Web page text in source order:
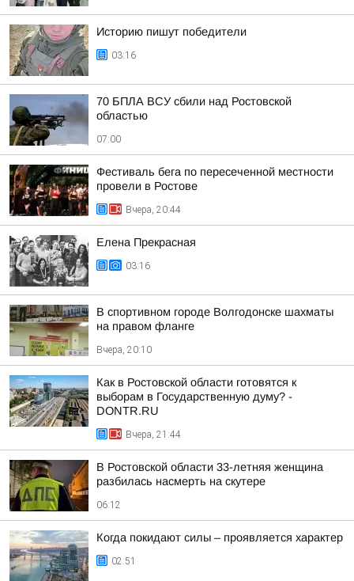
Историю пишут победители
03:16
70 БПЛА ВСУ сбили над Ростовской
областью
07:00
Фестиваль бега по пересеченной местности
провели в Ростове
Вчера, 20:44
Елена Прекрасная
03:16
В спортивном городе Волгодонске шахматы
на правом фланге
Вчера, 20:10
Как в Ростовской области готовятся к
выборам в Государственную думу? -
DONTR.RU
Вчера, 21:44
В Ростовской области 33-летняя женщина
разбилась насмерть на скутере
06:12
Когда покидают силы – проявляется характер
02:51